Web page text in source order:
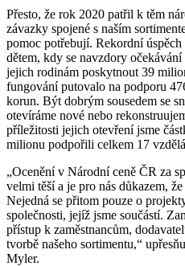
Přesto, že rok 2020 patřil k těm
závazky spojené s naším
pomoc potřebují. Rekordní úspěch
dětem, kdy se navzdory
jejich rodinám poskytnout 39
fungování putovalo na podporu
korun. Být dobrým sousedem se
otevíráme nové nebo
příležitosti jejich otevření jsme
milionu podpořili celkem 17
„Ocenění v Národní ceně ČR za
velmi těší a je pro nás důkazem,
Nejedná se přitom pouze o
společnosti, jejíž jsme součástí.
přístup k zaměstnancům,
tvorbě našeho sortimentu,“
Myler.